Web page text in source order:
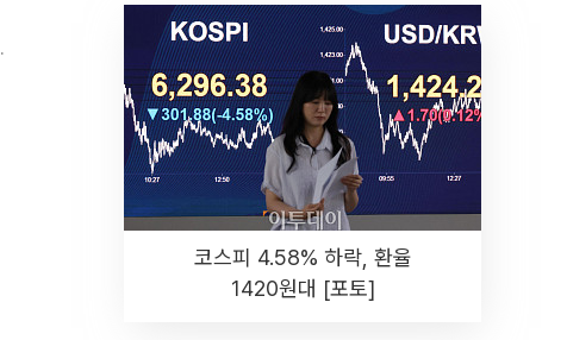
코스피 4.58% 하락, 환율
1420원대 [포토]